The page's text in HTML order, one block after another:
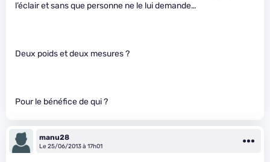
l’éclair et sans que personne ne le lui demande…
Deux poids et deux mesures ?
Pour le bénéfice de qui ?
manu28
Le 25/06/2013 à 17h01